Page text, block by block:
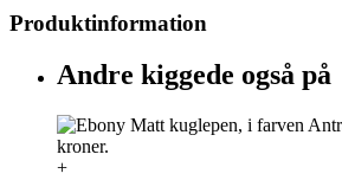
Produktinformation
Andre kiggede også på
+